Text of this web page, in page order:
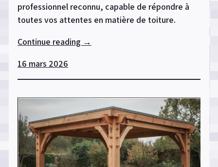
professionnel reconnu, capable de répondre à
toutes vos attentes en matière de toiture.
Continue reading « Couvreur
Marne
les
critères
qui
font
la
→
16 mars 2026